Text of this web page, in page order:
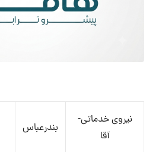
نیروی خدماتی-
آقا
بندرعباس